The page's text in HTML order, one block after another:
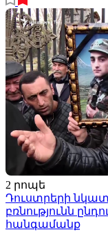
2 րոպե
Դուստրերի
բռնությունն
հանգամանք